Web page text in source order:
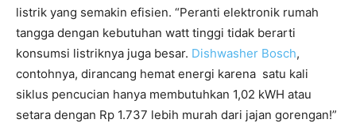
listrik yang semakin efisien. “Peranti elektronik rumah
tangga dengan kebutuhan watt tinggi tidak berarti
konsumsi listriknya juga besar. Dishwasher Bosch,
contohnya, dirancang hemat energi karena satu kali
siklus pencucian hanya membutuhkan 1,02 kWH atau
setara dengan Rp 1.737 lebih murah dari jajan gorengan!”